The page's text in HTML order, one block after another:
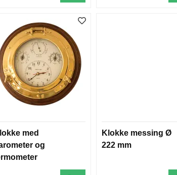
med
og
Klokke messing Ø
222 mm